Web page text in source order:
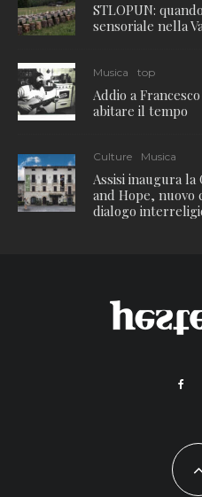
STLOPUN:
sensoriale nella
Musica top
Addio a
abitare il tempo
Culture Musica
Assisi inaugura
and Hope, nuovo
dialogo